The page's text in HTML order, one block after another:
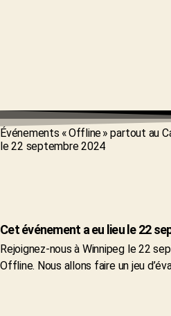
Événements « Offline » partout au
le 22 septembre 2024
Cet événement a eu lieu le 22
Rejoignez-nous à Winnipeg le 22
Offline. Nous allons faire un jeu